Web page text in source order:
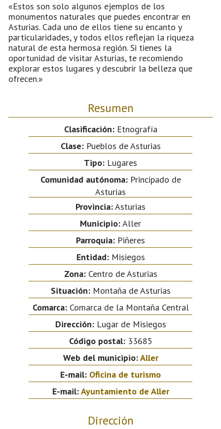
«Estos son solo algunos ejemplos de los
monumentos naturales que puedes encontrar en
Asturias. Cada uno de ellos tiene su encanto y
particularidades, y todos ellos reflejan la riqueza
natural de esta hermosa región. Si tienes la
oportunidad de visitar Asturias, te recomiendo
explorar estos lugares y descubrir la belleza que
ofrecen.»
Resumen
Clasificación:Etnografía
Clase:Pueblos de Asturias
Tipo: Lugares
Comunidad autónoma:Principado de
Asturias
Provincia:Asturias
Municipio:Aller
Parroquia: Piñeres
Entidad:Misiegos
Zona:Centro de Asturias
Situación:Montaña de Asturias
Comarca:Comarca de la Montaña Central
Dirección:Lugar de Misiegos
Código postal:33685
Web del municipio:Aller
E-mail: Oficina de turismo
E-mail:Ayuntamiento de Aller
Dirección